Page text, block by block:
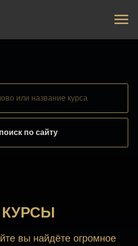
поиск по сайту
КУРСЫ
вы найдёте огромное